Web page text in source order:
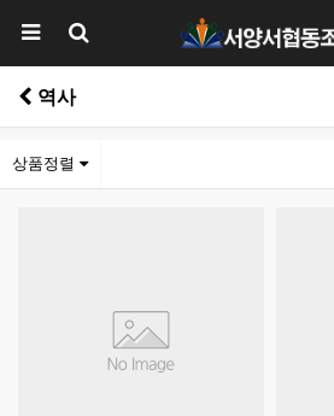
역사
상품정렬